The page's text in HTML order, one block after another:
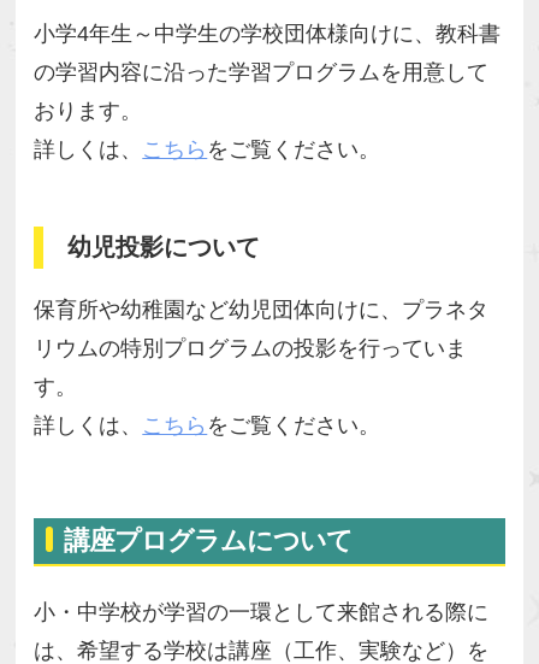
小学4年生～中学生の学校団体様向けに、教科書
の学習内容に沿った学習プログラムを用意して
おります。
詳しくは、 こちら をご覧ください。
幼児投影について
保育所や幼稚園など幼児団体向けに、プラネタ
リウムの特別プログラムの投影を行っていま
す。
詳しくは、 こちら をご覧ください。
講座プログラムについて
小・中学校が学習の一環として来館される際に
は、希望する学校は講座（工作、実験など）を